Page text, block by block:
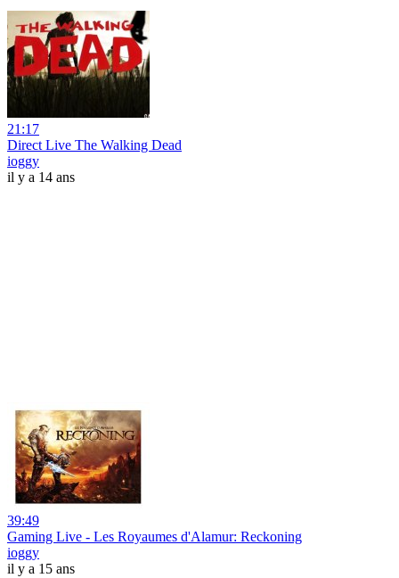
21:17
Direct Live The Walking Dead
ioggy
il y a 14 ans
39:49
Gaming Live - Les Royaumes d'Alamur: Reckoning
ioggy
il y a 15 ans